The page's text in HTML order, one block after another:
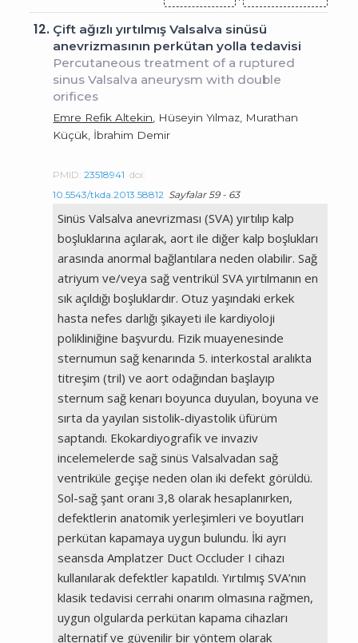
12. Çift ağızlı yırtılmış Valsalva sinüsü
anevrizmasının perkütan yolla tedavisi
Percutaneous treatment of a ruptured
sinus Valsalva aneurysm with double
orifices
Emre Refik Altekin , Hüseyin Yılmaz, Murathan
Küçük, İbrahim Demir
PMID:23518941 doi:
10.5543/tkda.2013.58812 Sayfalar 59 - 63
Sinüs Valsalva anevrizması (SVA) yırtılıp kalp
boşluklarına açılarak, aort ile diğer kalp boşlukları
arasında anormal bağlantılara neden olabilir. Sağ
atriyum ve/veya sağ ventrikül SVA yırtılmanın en
sık açıldığı boşluklardır. Otuz yaşındaki erkek
hasta nefes darlığı şikayeti ile kardiyoloji
polikliniğine başvurdu. Fizik muayenesinde
sternumun sağ kenarında 5. interkostal aralıkta
titreşim (tril) ve aort odağından başlayıp
sternum sağ kenarı boyunca duyulan, boyuna ve
sırta da yayılan sistolik-diyastolik üfürüm
saptandı. Ekokardiyografik ve invaziv
incelemelerde sağ sinüs Valsalvadan sağ
ventriküle geçişe neden olan iki defekt görüldü.
Sol-sağ şant oranı 3,8 olarak hesaplanırken,
defektlerin anatomik yerleşimleri ve boyutları
perkütan kapamaya uygun bulundu. İki ayrı
seansda Amplatzer Duct Occluder I cihazı
kullanılarak defektler kapatıldı. Yırtılmış SVA’nın
klasik tedavisi cerrahi onarım olmasına rağmen,
uygun olgularda perkütan kapama cihazları
alternatif ve güvenilir bir yöntem olarak